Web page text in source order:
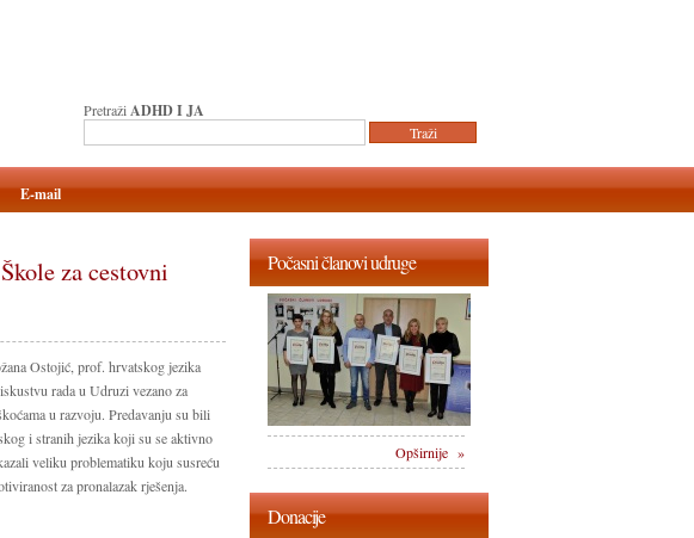
Pretraži ADHD I JA
za cestovni
Ostojić, prof. hrvatskog jezika
rada u Udruzi vezano za
u razvoju. Predavanju su bili
i stranih jezika koji su se aktivno
veliku problematiku koju susreću
za pronalazak rješenja.
Počasni članovi udruge
Opširnije »
Donacije
E-mail